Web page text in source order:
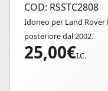
COD: RSSTC2808
Idoneo per Land
posteriore dal 2002.
25,00€I.C.